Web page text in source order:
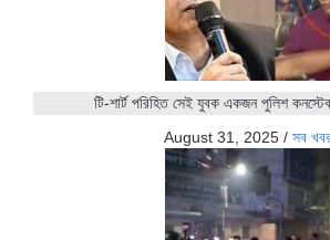
টি-শার্ট পরিহিত সেই যুবক একজন পুলিশ
August 31, 2025 / সব